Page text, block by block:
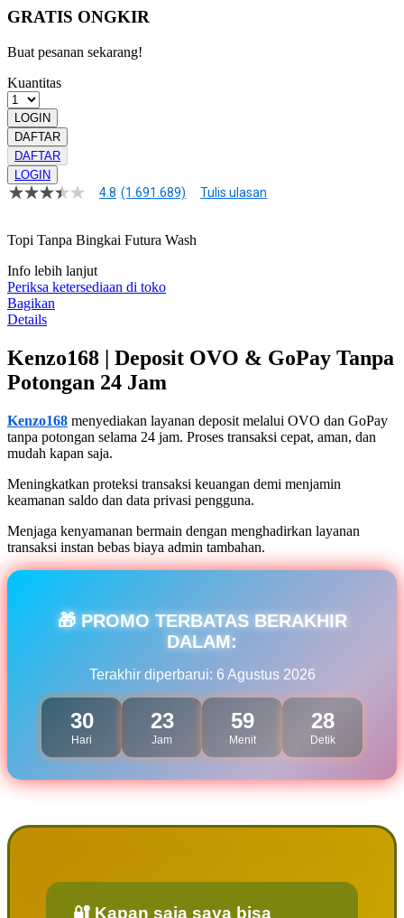
GRATIS ONGKIR
Buat pesanan sekarang!
Kuantitas
LOGIN
DAFTAR
DAFTAR
LOGIN
4.8
bintang,
rating
rata-
rata.
Read
13
Tautan
halaman
yang
4.8 (1.691.689) Tulis ulasan
Topi Tanpa Bingkai Futura Wash
Info lebih lanjut
Periksa ketersediaan di toko
Bagikan
Details
Kenzo168 | Deposit OVO & GoPay Tanpa
Potongan 24 Jam
Kenzo168 menyediakan layanan deposit melalui OVO dan GoPay
tanpa potongan selama 24 jam. Proses transaksi cepat, aman, dan
mudah kapan saja.
Meningkatkan proteksi transaksi keuangan demi menjamin
keamanan saldo dan data privasi pengguna.
Menjaga kenyamanan bermain dengan menghadirkan layanan
transaksi instan bebas biaya admin tambahan.
🎁 PROMO TERBATAS BERAKHIR
DALAM:
Terakhir diperbarui: 6 Agustus 2026
30
Hari
23
Jam
59
Menit
26
Detik
🔐 Kapan saja saya bisa